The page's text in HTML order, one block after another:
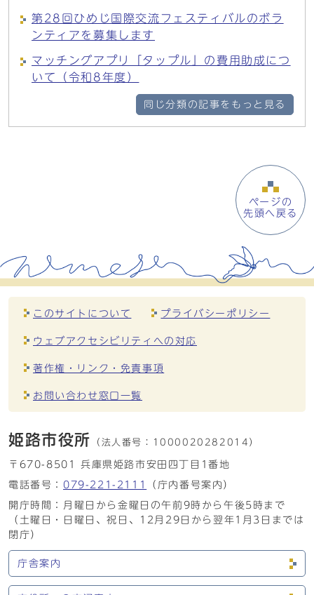
第28回ひめじ国際交流フェスティバルのボラ
ンティアを募集します
マッチングアプリ「タップル」の費用助成につ
いて（令和8年度）
同じ分類の記事をもっと見る
ページの
先頭へ戻る
このサイトについて プライバシーポリシー
ウェブアクセシビリティへの対応
著作権・リンク・免責事項
お問い合わせ窓口一覧
姫路市役所 （法人番号： 1000020282014）
〒670-8501 兵庫県姫路市安田四丁目1番地
電話番号： 079-221-2111
（庁内番号案内）
開庁時間：月曜日から金曜日の午前9時から午後5時まで
（土曜日・日曜日、祝日、12月29日から翌年1月3日までは
閉庁）
庁舎案内